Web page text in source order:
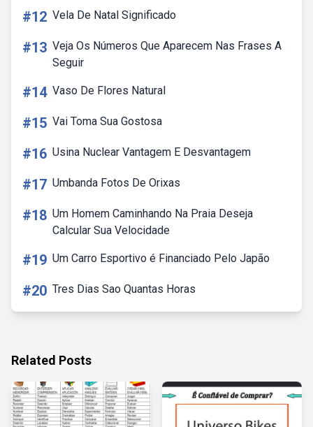
#12 Vela De Natal Significado
#13 Veja Os Números Que Aparecem Nas Frases A
Seguir
#14 Vaso De Flores Natural
#15 Vai Toma Sua Gostosa
#16 Usina Nuclear Vantagem E Desvantagem
#17 Umbanda Fotos De Orixas
#18 Um Homem Caminhando Na Praia Deseja
Calcular Sua Velocidade
#19 Um Carro Esportivo é Financiado Pelo Japão
#20 Tres Dias Sao Quantas Horas
Related Posts